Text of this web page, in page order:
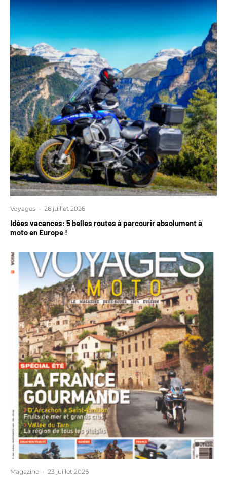
Voyages · 26 juillet 2026
Idées vacances: 5 belles routes à parcourir absolument à
moto en Europe !
Magazine · 23 juillet 2026